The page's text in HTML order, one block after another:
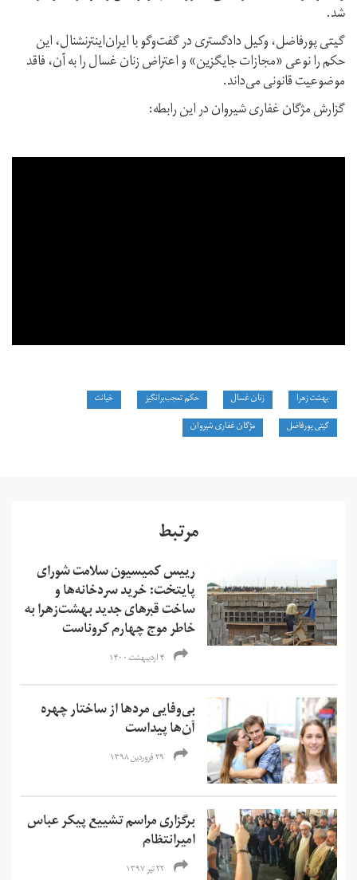
شد.
گیتی پورفاضل، وکیل دادگستری در گفت‌وگو با ایران‌اینترنشنال، این
حکم را نوعی «مجازات جایگزین» و اعتراض زنان غسال را به آن، فاقد
موضوعیت قانونی می‌داند.
گزارش مژگان غفاری شیروان در این رابطه:
بهشت زهرا زنان غسال حکم تعجب‌برانگیز
خیانت
گیتی پورفاضل
مژگان غفاری شیروان
مرتبط
رییس کمیسیون سلامت شورای
پایتخت: خرید سردخانه‌‌ها و
ساخت قبرهای جدید بهشت‌زهرا به
خاطر موج چهارم کروناست
۴ اردیبهشت ۱۴۰۰
بی‌وفایی مردها از ساختار چهره
آن‌ها پیداست
۲۹ فروردین ۱۳۹۸
برگزاری مراسم تشییع پیکر عباس
امیرانتظام
۲۲ تیر ۱۳۹۷